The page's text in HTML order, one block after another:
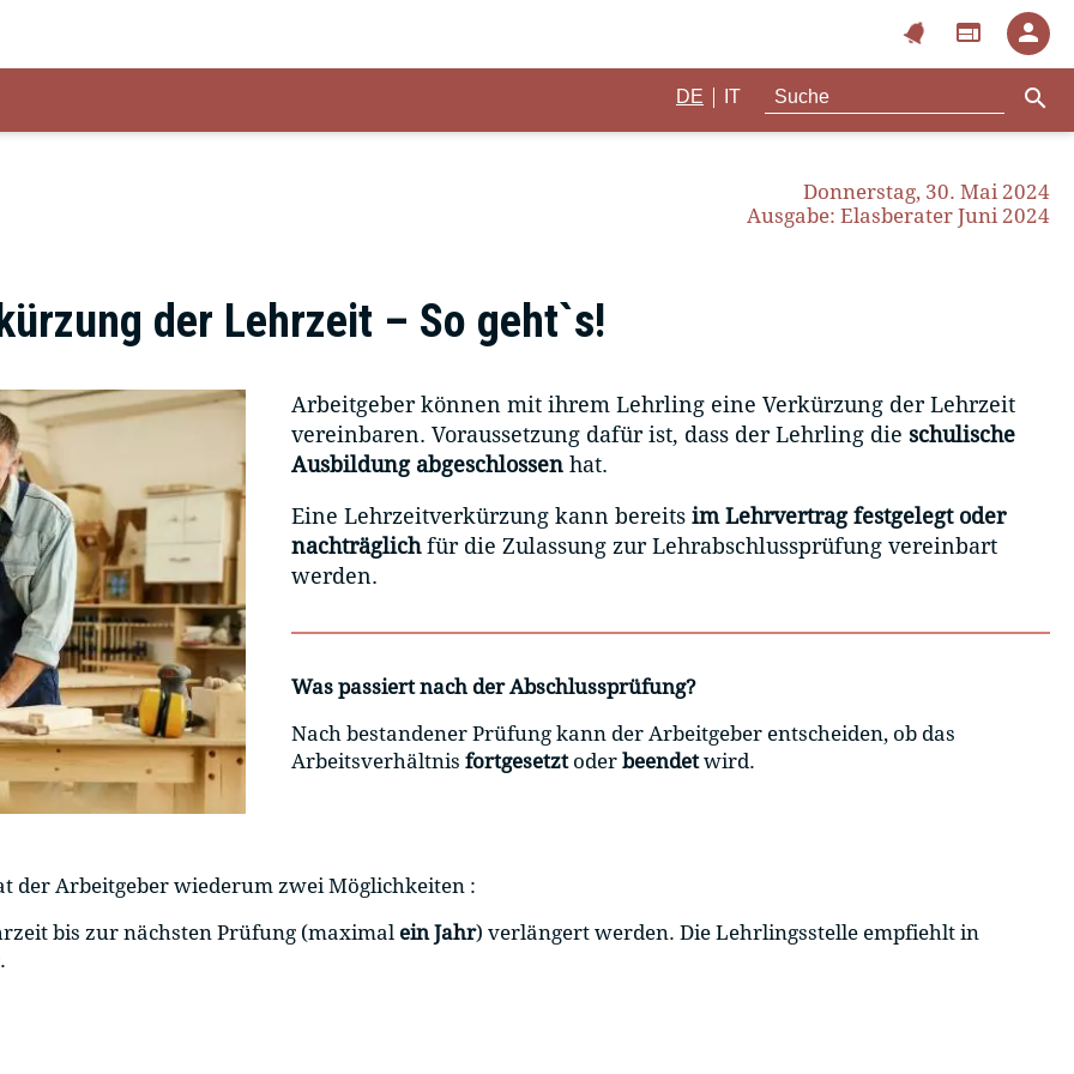
notifications web person
DE IT search
Donnerstag, 30. Mai 2024
Ausgabe: Elasberater Juni 2024
der Lehrzeit – So geht`s!
Arbeitgeber können mit ihrem Lehrling eine Verkürzung der Lehrzeit
vereinbaren. Voraussetzung dafür ist, dass der Lehrling die schulische
Ausbildung abgeschlossen hat.
Eine Lehrzeitverkürzung kann bereits im Lehrvertrag festgelegt oder
nachträglichfür die Zulassung zur Lehrabschlussprüfung vereinbart
werden.
Was passiert nach der Abschlussprüfung?
Nach bestandener Prüfung kann der Arbeitgeber entscheiden, ob das
Arbeitsverhältnis fortgesetztoder beendetwird.
der Arbeitgeber wiederum zwei Möglichkeiten :
bis zur nächsten Prüfung (maximal ein Jahr) verlängert werden. Die Lehrlingsstelle empfiehlt in